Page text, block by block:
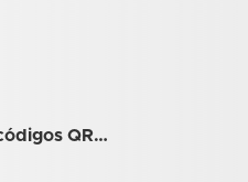
QR…